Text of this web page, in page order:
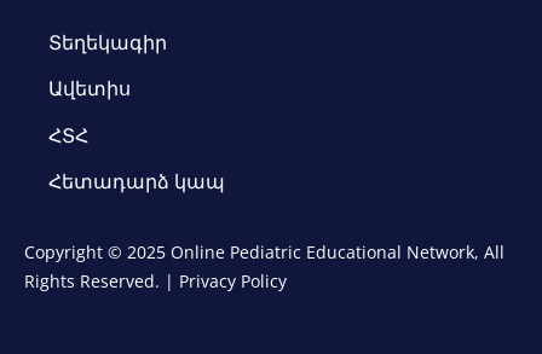
Տեղեկագիր
Ավետիս
ՀՏՀ
Հետադարձ կապ
Copyright © 2025 Online Pediatric Educational Network, All
Rights Reserved. | Privacy Policy